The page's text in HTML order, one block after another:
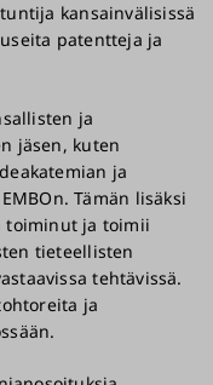
kansainvälisissä
patentteja ja
ja
jäsen, kuten
ja
Tämän lisäksi
toiminut ja toimii
tieteellisten
tehtävissä.
ja